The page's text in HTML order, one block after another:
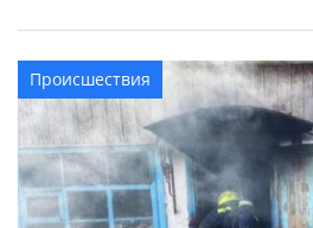
области. На днях в полицию
нападении на 42-летнюю
территории парка имени
Предварительно установлено,
мужчина догнал […]
Происшествия